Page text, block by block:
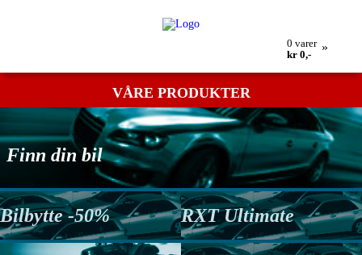
0 varer
kr 0,-
»
VÅRE PRODUKTER
Finn din bil
Bilbytte -50% RXT Ultimate